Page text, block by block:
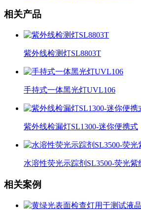
相关产品
紫外线检测灯SL8803T
手持式一体黑光灯UVL106
紫外线检漏灯SL1300-迷你便携式
水溶性荧光示踪剂SL3500-荧光紫
相关案例